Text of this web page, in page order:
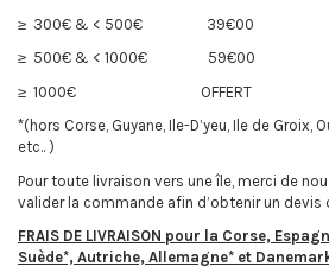
≥ 300€ & < 500€
39€00
≥ 500€ & < 1000€
59€00
≥ 1000€
OFFERT
*(hors Corse, Guyane, Ile-D’yeu, Ile de Groix,
etc.. )
Pour toute livraison vers une île, merci de
valider la commande afin d’obtenir un
FRAIS DE LIVRAISON pour la Corse,
Suède*, Autriche, Allemagne* et